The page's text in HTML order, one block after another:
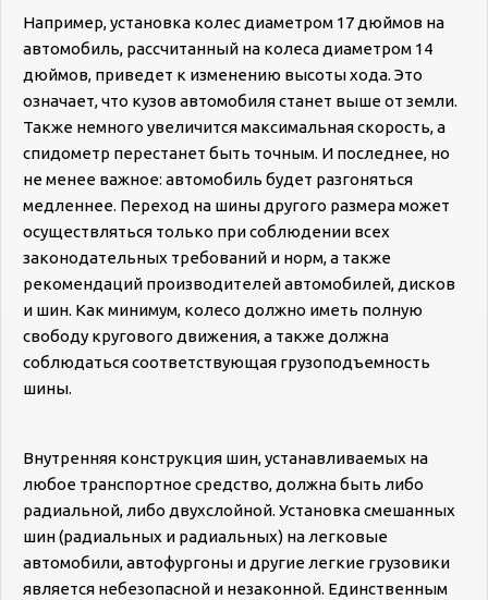
Например, установка колес диаметром 17 дюймов на
автомобиль, рассчитанный на колеса диаметром 14
дюймов, приведет к изменению высоты хода. Это
означает, что кузов автомобиля станет выше от земли.
Также немного увеличится максимальная скорость, а
спидометр перестанет быть точным. И последнее, но
не менее важное: автомобиль будет разгоняться
медленнее. Переход на шины другого размера может
осуществляться только при соблюдении всех
законодательных требований и норм, а также
рекомендаций производителей автомобилей, дисков
и шин. Как минимум, колесо должно иметь полную
свободу кругового движения, а также должна
соблюдаться соответствующая грузоподъемность
шины.
Внутренняя конструкция шин, устанавливаемых на
любое транспортное средство, должна быть либо
радиальной, либо двухслойной. Установка смешанных
шин (радиальных и радиальных) на легковые
автомобили, автофургоны и другие легкие грузовики
является небезопасной и незаконной. Единственным